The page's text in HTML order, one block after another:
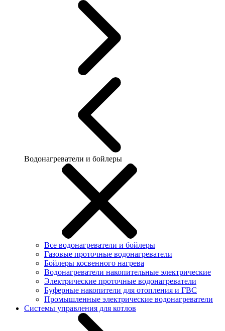
Водонагреватели и бойлеры
Все водонагреватели и бойлеры
Газовые проточные водонагреватели
Бойлеры косвенного нагрева
Водонагреватели накопительные электрические
Электрические проточные водонагреватели
Буферные накопители для отопления и ГВС
Промышленные электрические водонагреватели
Системы управления для котлов